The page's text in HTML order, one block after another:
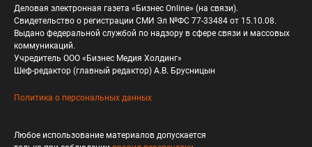
Деловая электронная газета «Бизнес Online» (на связи).
Свидетельство о регистрации СМИ Эл №ФС 77-33484 от 15.10.08.
Выдано федеральной службой по надзору в сфере связи и массовых
коммуникаций.
Учредитель ООО «Бизнес Медия Холдинг»
Шеф-редактор (главный редактор) А.В. Брусницын
Политика о персональных данных
Любое использование материалов допускается